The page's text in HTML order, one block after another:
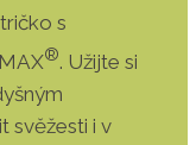
s
®. Užijte si
svěžesti i v